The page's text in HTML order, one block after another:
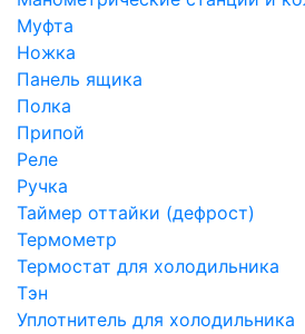
Муфта
Ножка
Панель ящика
Полка
Припой
Реле
Ручка
Таймер оттайки (дефрост)
Термометр
Термостат для холодильника
Тэн
Уплотнитель для холодильника